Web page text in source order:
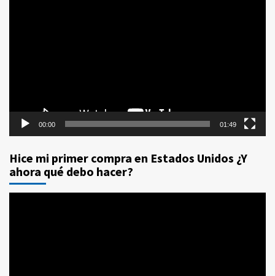
00:00 01:49
Hice mi primer compra en Estados Unidos ¿Y
ahora qué debo hacer?